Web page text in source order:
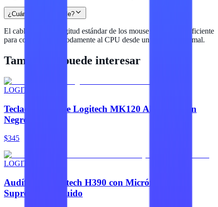
¿Cuánto mide el cable?
El cable tiene la longitud estándar de los mouse de oficina, suficiente
para conectarlo cómodamente al CPU desde un escritorio normal.
También te puede interesar
LOGITECH
Teclado y Mouse Logitech MK120 Alámbrico en
Negro
$345
LOGITECH
Audífonos Logitech H390 con Micrófono y
Supresión de Ruido